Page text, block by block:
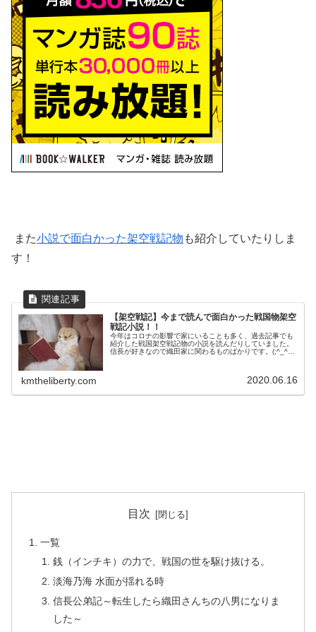
また小説で面白かった架空戦記物 も紹介していたりしま
す！
【架空戦記】今まで読んで面白かった戦国物架空
戦記小説！！
今年はコロナの影響で家にいることも多く、過去記事でも
紹介した戦国架空戦記物の小説を読んだりしていました。
信長が好きなので織田家に関わるものばかりです。(;^_^A
kmtheliberty.com 2020.06.16
目次
一覧
銭（インチキ）の力で、戦国の世を駆け抜ける。
淡海乃海 水面が揺れる時
信長公弟記～転生したら織田さんちの八男になりま
した～